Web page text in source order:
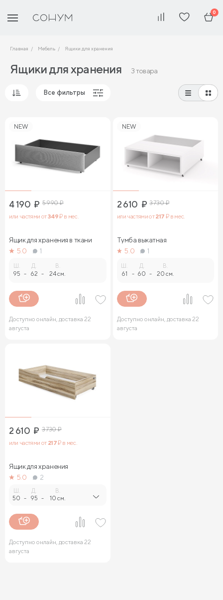
0
Главная Мебель Ящики для хранения
Ящики для хранения 3 товара
Сначала дешевые
Сначала дорогие
Все фильтры
NEW
4 190 ₽ 5 990₽
или частями от349₽ в мес.
Ящик для хранения в ткани
5.0
1
Ш.
95 -
Д.
62 -
В.
24 см.
Доступно онлайн, доставка 22
августа
NEW
2 610 ₽ 3 730₽
или частями от217 ₽ в мес.
Тумба выкатная
5.0
1
Ш.
61 -
Д.
60 -
В.
20 см.
Доступно онлайн, доставка 22
августа
2 610 ₽ 3 730₽
или частями от 217₽ в мес.
Ящик для хранения
5.0
2
50 -
Д.
95 -
В.
10 см.
Доступно онлайн, доставка 22
августа